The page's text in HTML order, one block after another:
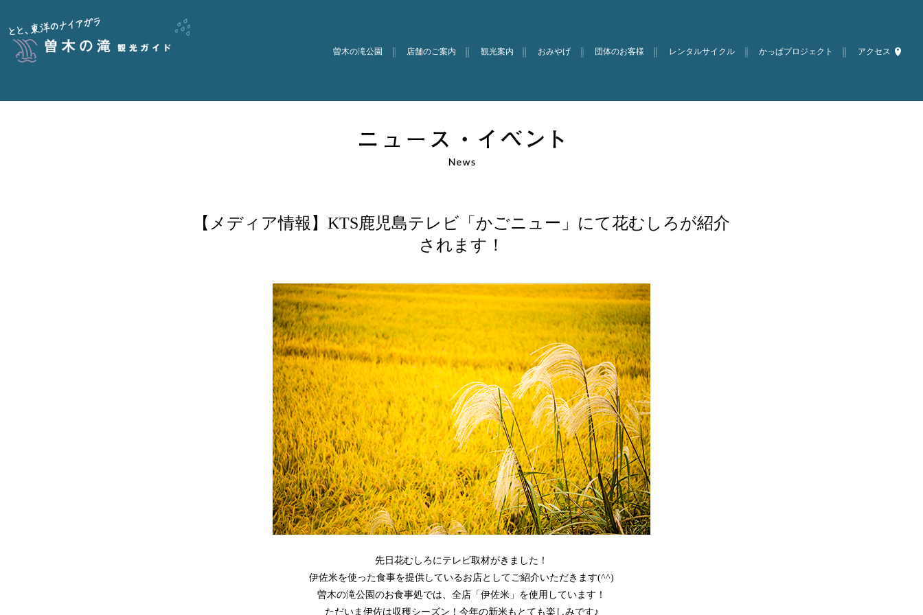
曽木の滝公園 店舗のご案内 観光案内 おみやげ 団体のお客様 レンタルサイクル かっぱプロジェクト アクセス
【メディア情報】KTS鹿児島テレビ「かごニュー」にて花むしろが紹介
されます！
先日花むしろにテレビ取材がきました！
伊佐米を使った食事を提供しているお店としてご紹介いただきます(^^)
曽木の滝公園のお食事処では、全店「伊佐米」を使用しています！
ただいま伊佐は収穫シーズン！今年の新米もとても楽しみです♪